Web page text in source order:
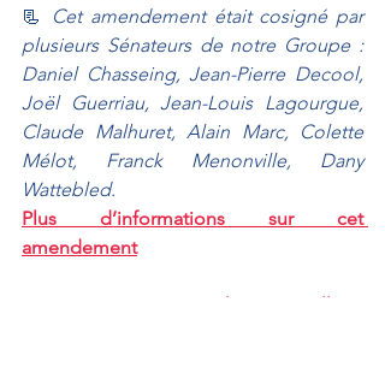
📃 Cet amendement était cosigné par
plusieurs Sénateurs de notre Groupe :
Daniel Chasseing, Jean-Pierre Decool,
Joël Guerriau, Jean-Louis Lagourgue,
Claude Malhuret, Alain Marc, Colette
Mélot, Franck Menonville, Dany
Wattebled.
Plus d’informations sur cet
amendement
Franck Menonville